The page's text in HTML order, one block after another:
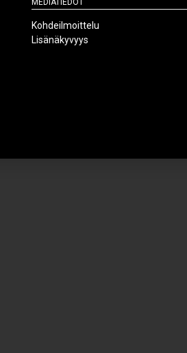
Kohdeilmoittelu
Lisänäkyvyys